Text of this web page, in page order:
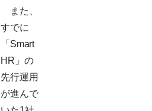
また、
すでに
「Smart
HR」の
先行運用
が進んで